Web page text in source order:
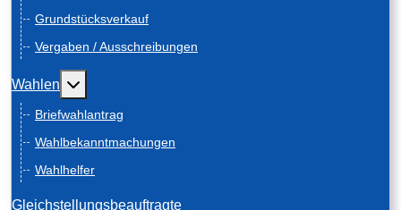
Grundstücksverkauf
Vergaben / Ausschreibungen
Wahlen Weitere Informationen: Wahlen
Briefwahlantrag
Wahlbekanntmachungen
Wahlhelfer
Gleichstellungsbeauftragte